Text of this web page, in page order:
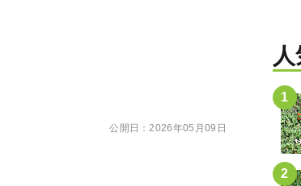
公開日：2026年05月09日